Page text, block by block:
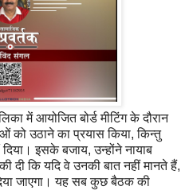
में आयोजित बोर्ड मीटिंग के दौरान
को उठाने का प्रयास किया, किन्तु
इसके बजाय, उन्होंने नायाब
दी कि यदि वे उनकी बात नहीं मानते हैं,
जाएगा। यह सब कुछ बैठक की